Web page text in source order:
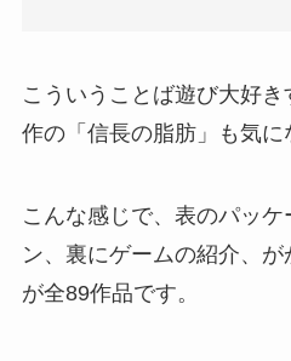
こういうことば遊び大好
作の「信長の脂肪」も気に
こんな感じで、表のパッ
ン、裏にゲームの紹介、
が全89作品です。